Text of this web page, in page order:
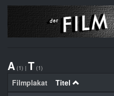
A (1) | T (1)
Filmplakat Titel